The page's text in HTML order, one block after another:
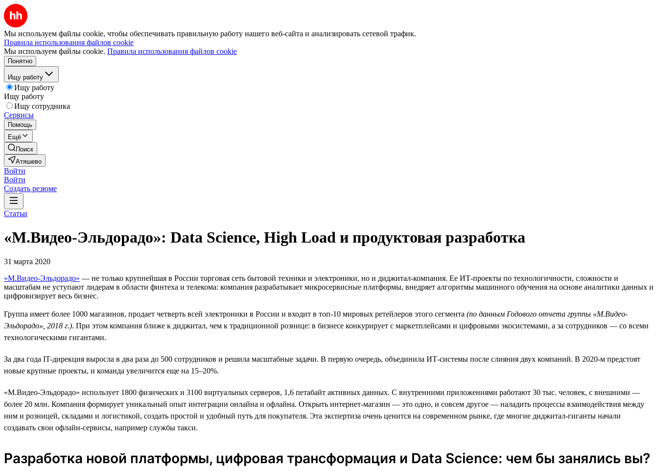
Мы используем файлы cookie, чтобы обеспечивать правильную работу нашего веб-сайта и анализировать сетевой трафик.
Правила использования файлов cookie
Мы используем файлы cookie. Правила использования файлов cookie
Понятно
Ищу работу
Ищу работу
Ищу работу
Ищу сотрудника
Сервисы
Помощь
Ещё
Поиск
Атяшево
Войти
Войти
Создать резюме
Статьи
«М.Видео-Эльдорадо»: Data Science, High Load и продуктовая разработка
31 марта 2020
«М.Видео-Эльдорадо» — не только крупнейшая в России торговая сеть бытовой техники и электроники, но и диджитал-компания. Ее ИТ-проекты по технологичности, сложности и
масштабам не уступают лидерам в области финтеха и телекома: компания разрабатывает микросервисные платформы, внедряет алгоритмы машинного обучения на основе аналитики данных и
цифровизирует весь бизнес.
Группа имеет более 1000 магазинов, продает четверть всей электроники в России и входит в топ-10 мировых ретейлеров этого сегмента (по данным Годового отчета группы «М.Видео-
Эльдорадо», 2018 г.). При этом компания ближе к диджитал, чем к традиционной рознице: в бизнесе конкурирует с маркетплейсами и цифровыми экосистемами, а за сотрудников — со всеми
технологическими гигантами.
За два года IT-дирекция выросла в два раза до 500 сотрудников и решила масштабные задачи. В первую очередь, объединила ИТ-системы после слияния двух компаний. В 2020-м предстоят
новые крупные проекты, и команда увеличится еще на 15–20%.
«М.Видео-Эльдорадо» использует 1800 физических и 3100 виртуальных серверов, 1,6 петабайт активных данных. С внутренними приложениями работают 30 тыс. человек, с внешними —
более 20 млн. Компания формирует уникальный опыт интеграции онлайна и офлайна. Открыть интернет-магазин — это одно, и совсем другое — наладить процессы взаимодействия между
ним и розницей, складами и логистикой, создать простой и удобный путь для покупателя. Эта экспертиза очень ценится на современном рынке, где многие диджитал-гиганты начали
создавать свои офлайн-сервисы, например службы такси.
Разработка новой платформы, цифровая трансформация и Data Science: чем бы занялись вы?